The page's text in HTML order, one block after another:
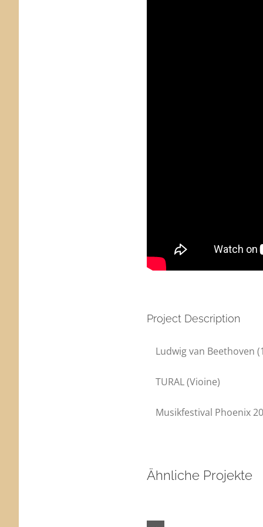
Project Description
Ludwig van Beethoven
TURAL (Vioine)
Musikfestival Phoenix
Ähnliche Projekte